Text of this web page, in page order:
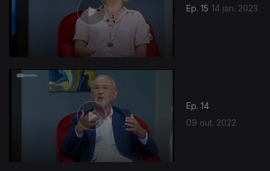
Ep. 15 14 jan. 2023
Ep. 14
09 out. 2022